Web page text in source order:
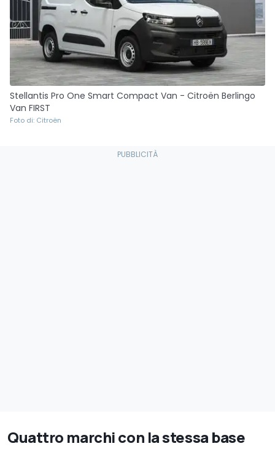
Stellantis Pro One Smart Compact Van - Citroën Berlingo
Van FIRST
Foto di: Citroën
Quattro marchi con la stessa base